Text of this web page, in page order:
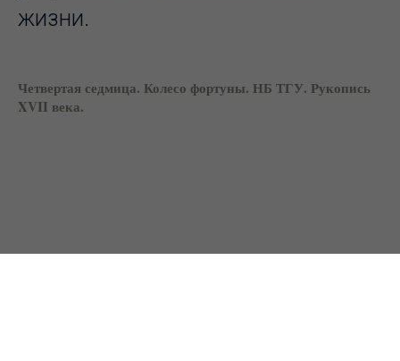
жизни.
Четвертая седмица. Колесо фортуны. НБ ТГУ. Рукопись
XVII века.